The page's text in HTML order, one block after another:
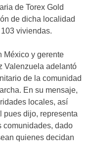
de Torex Gold
de dicha localidad
viviendas.
México y gerente
Valenzuela adelantó
de la comunidad
En su mensaje,
locales, así
pues dijo, representa
comunidades, dado
quienes decidan